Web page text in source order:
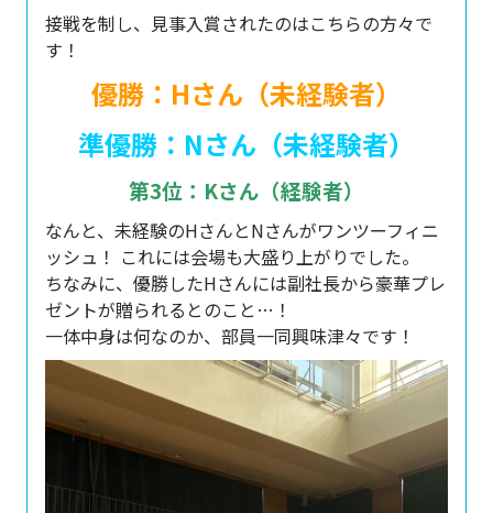
接戦を制し、見事入賞されたのはこちらの方々で
す！
優勝：Hさん（未経験者）
準優勝：Nさん（未経験者）
第3位：Kさん（経験者）
なんと、未経験のHさんとNさんがワンツーフィニ
ッシュ！ これには会場も大盛り上がりでした。
ちなみに、優勝したHさんには副社長から豪華プレ
ゼントが贈られるとのこと…！
一体中身は何なのか、部員一同興味津々です！